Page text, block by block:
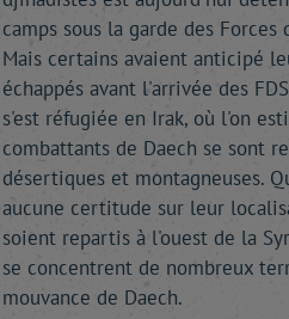
camps sous la garde des
Mais certains avaient anticipé
échappés avant l'arrivée des
s'est réfugiée en Irak, où l'on
combattants de Daech se sont
désertiques et montagneuses.
aucune certitude sur leur
soient repartis à l'ouest de la
se concentrent de nombreux
mouvance de Daech.